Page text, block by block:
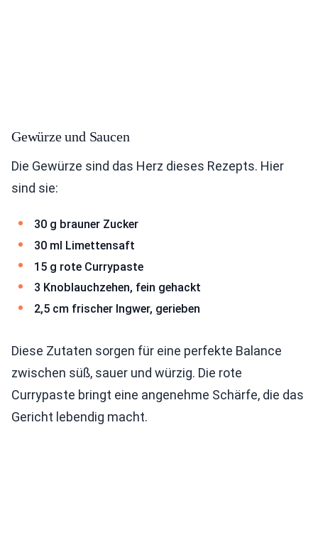
Gewürze und Saucen
Die Gewürze sind das Herz dieses Rezepts. Hier
sind sie:
30 g brauner Zucker
30 ml Limettensaft
15 g rote Currypaste
3 Knoblauchzehen, fein gehackt
2,5 cm frischer Ingwer, gerieben
Diese Zutaten sorgen für eine perfekte Balance
zwischen süß, sauer und würzig. Die rote
Currypaste bringt eine angenehme Schärfe, die das
Gericht lebendig macht.